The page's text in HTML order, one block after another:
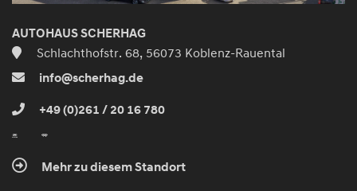
AUTOHAUS SCHERHAG
Schlachthofstr. 68, 56073 Koblenz-Rauental
info@scherhag.de
+49 (0)261 / 20 16 780
Mehr zu diesem Standort